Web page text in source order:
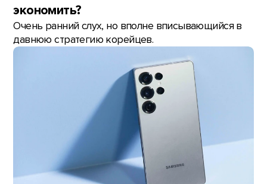
экономить?
Очень ранний слух, но вполне вписывающийся в
давнюю стратегию корейцев.